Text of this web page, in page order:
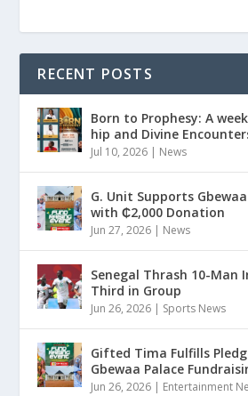
RECENT POSTS
Born to Prophesy: A
hip and Divine
Jul 10, 2026 News
G. Unit Supports
with ₵2,000 Donation
Jun 27, 2026 News
Senegal Thrash 10-Man
Third in Group
Jun 26, 2026 Sports News
Gifted Tima Fulfills
Gbewaa Palace
Jun 26, 2026 Entertainment